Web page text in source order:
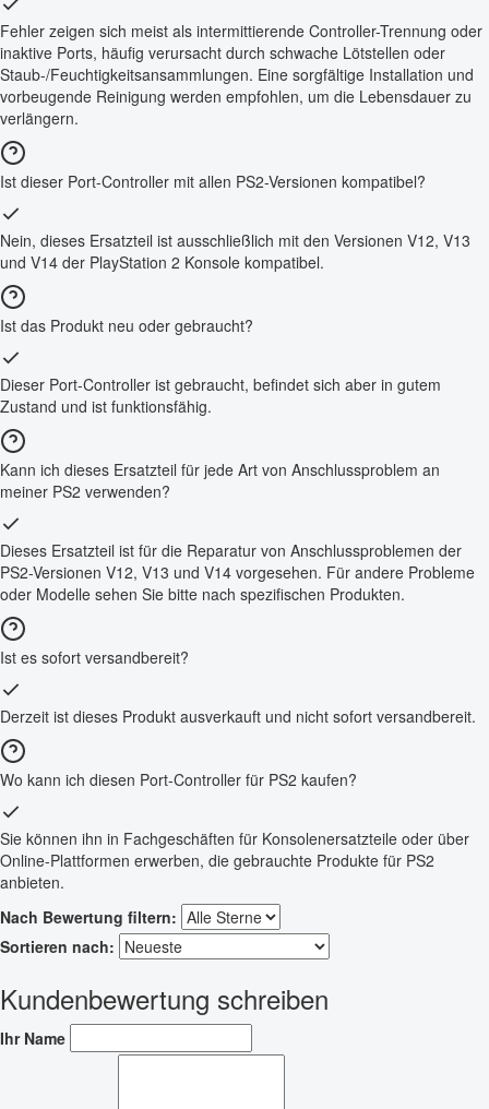
Fehler zeigen sich meist als intermittierende Controller-Trennung oder
inaktive Ports, häufig verursacht durch schwache Lötstellen oder
Staub-/Feuchtigkeitsansammlungen. Eine sorgfältige Installation und
vorbeugende Reinigung werden empfohlen, um die Lebensdauer zu
verlängern.
Ist dieser Port-Controller mit allen PS2-Versionen kompatibel?
Nein, dieses Ersatzteil ist ausschließlich mit den Versionen V12, V13
und V14 der PlayStation 2 Konsole kompatibel.
Ist das Produkt neu oder gebraucht?
Dieser Port-Controller ist gebraucht, befindet sich aber in gutem
Zustand und ist funktionsfähig.
Kann ich dieses Ersatzteil für jede Art von Anschlussproblem an
meiner PS2 verwenden?
Dieses Ersatzteil ist für die Reparatur von Anschlussproblemen der
PS2-Versionen V12, V13 und V14 vorgesehen. Für andere Probleme
oder Modelle sehen Sie bitte nach spezifischen Produkten.
Ist es sofort versandbereit?
Derzeit ist dieses Produkt ausverkauft und nicht sofort versandbereit.
Wo kann ich diesen Port-Controller für PS2 kaufen?
Sie können ihn in Fachgeschäften für Konsolenersatzteile oder über
Online-Plattformen erwerben, die gebrauchte Produkte für PS2
anbieten.
Nach Bewertung filtern:
Sortieren nach:
Kundenbewertung schreiben
Ihr Name